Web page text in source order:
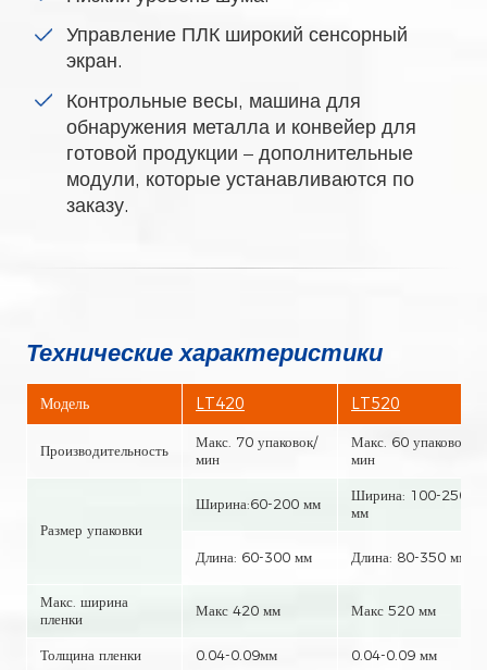
Управление ПЛК широкий сенсорный
экран.
Контрольные весы, машина для
обнаружения металла и конвейер для
готовой продукции – дополнительные
модули, которые устанавливаются по
заказу.
Технические характеристики
Модель LT420 LT520
Производительность
Макс. 70 упаковок/
мин
Макс. 60 упаковок/
мин
Размер упаковки
Ширина:60-200 мм
Ширина: 100-250
мм
Длина: 60-300 мм Длина: 80-350 мм
Макс. ширина
пленки
Макс 420 мм Макс 520 мм
Толщина пленки 0.04-0.09мм 0.04-0.09 мм